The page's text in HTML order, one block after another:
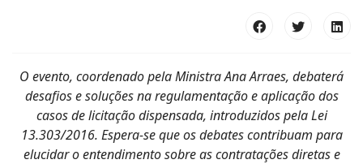
O evento, coordenado pela Ministra Ana Arraes, debaterá
desafios e soluções na regulamentação e aplicação dos
casos de licitação dispensada, introduzidos pela Lei
13.303/2016. Espera-se que os debates contribuam para
elucidar o entendimento sobre as contratações diretas e